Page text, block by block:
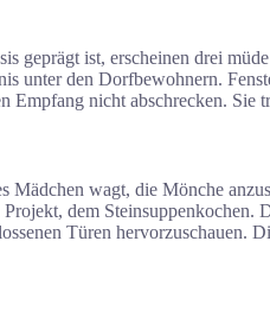
geprägt ist, erscheinen drei
unter den Dorfbewohnern.
nicht abschrecken.
Mädchen wagt, die Mönche
dem
Türen